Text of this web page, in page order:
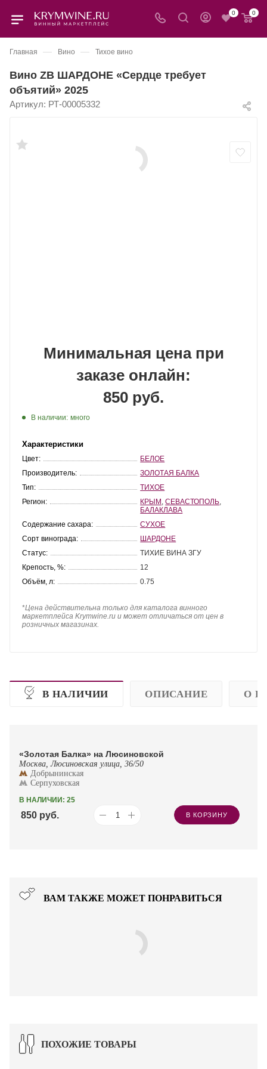
0 0
Главная — Вино — Тихое вино
Вино ZB ШАРДОНЕ «Сердце требует
объятий» 2025
Артикул: РТ-00005332
Минимальная цена при
заказе онлайн:
850 руб.
В наличии: много
Характеристики
Цвет:
БЕЛОЕ
Производитель:
ЗОЛОТАЯ БАЛКА
Тип:
ТИХОЕ
Регион:
КРЫМ ,СЕВАСТОПОЛЬ
БАЛАКЛАВА
Содержание сахара:
СУХОЕ
Сорт винограда:
ШАРДОНЕ
Статус:
ТИХИЕ ВИНА ЗГУ
Крепость, %:
12
Объём, л:
0.75
*Цена действительна только для каталога винного
маркетплейса Krymwine.ru и может отличаться от цен в
розничных магазинах.
В НАЛИЧИИ ОПИСАНИЕ О
«Золотая Балка» на Люсиновской
Москва, Люсиновская улица, 36/50
Добрынинская
Серпуховская
В НАЛИЧИИ: 25
850 руб. В КОРЗИНУ
ВАМ ТАКЖЕ МОЖЕТ ПОНРАВИТЬСЯ
ПОХОЖИЕ ТОВАРЫ